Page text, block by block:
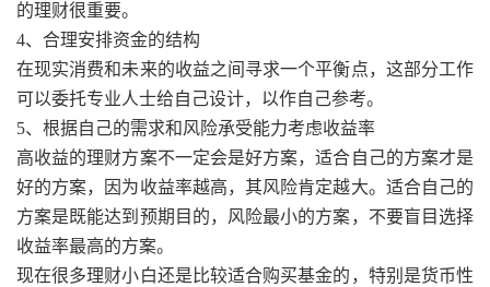
的理财很重要。
4、合理安排资金的结构
在现实消费和未来的收益之间寻求一个平衡点，这部分工作
可以委托专业人士给自己设计，以作自己参考。
5、根据自己的需求和风险承受能力考虑收益率
高收益的理财方案不一定会是好方案，适合自己的方案才是
好的方案，因为收益率越高，其风险肯定越大。适合自己的
方案是既能达到预期目的，风险最小的方案，不要盲目选择
收益率最高的方案。
现在很多理财小白还是比较适合购买基金的，特别是货币性